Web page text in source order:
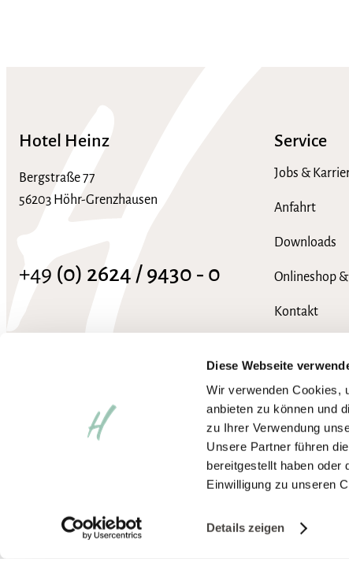
Diese Webseite
Wir verwenden Cookies,
anbieten zu können und
zu Ihrer Verwendung
Unsere Partner führen
bereitgestellt haben oder
Einwilligung zu unseren
Details zeigen
Hotel Heinz
Bergstraße 77
56203 Höhr-Grenzhausen
+49 (0) 2624 / 9430 ‑ 0
Service
Jobs &
Anfahrt
Downloads
Onlineshop
Kontakt
Wir arbeiten an der
Barrierefreiheit aktivieren